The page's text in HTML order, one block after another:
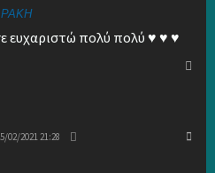
ευχαριστώ πολύ πολύ ♥ ♥ ♥
02/2021 21:28